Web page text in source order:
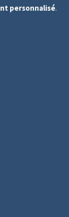
personnalisé.